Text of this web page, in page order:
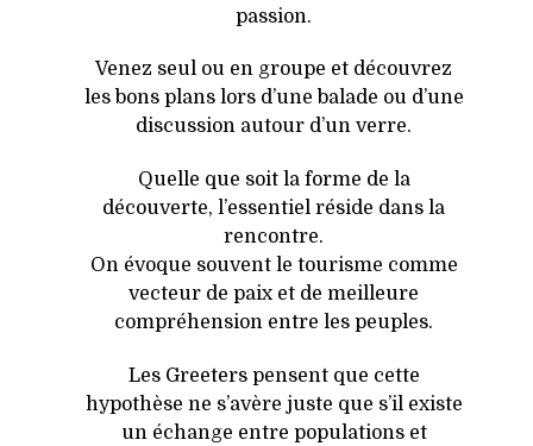
passion.
Venez seul ou en groupe et découvrez
les bons plans lors d’une balade ou d’une
discussion autour d’un verre.
Quelle que soit la forme de la
découverte, l’essentiel réside dans la
rencontre.
On évoque souvent le tourisme comme
vecteur de paix et de meilleure
compréhension entre les peuples.
Les Greeters pensent que cette
hypothèse ne s’avère juste que s’il existe
un échange entre populations et